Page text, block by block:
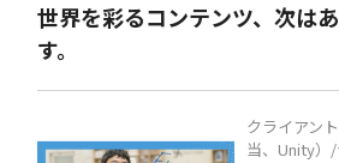
世界を彩るコンテンツ、次は
す。
クライアン
当、Unity）